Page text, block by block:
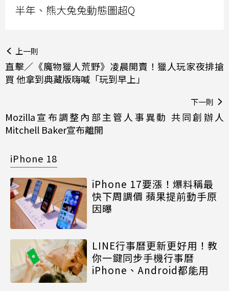
半年、熊大兔兔動態圖超Q
上一則
直擊／《魔物獵人荒野》凌晨開賣！獵人玩家夜排搶
買 他拿到典藏版嗨喊「玩到早上」
下一則
Mozilla宣布調整內部主管人事異動 共同創辦人
Mitchell Baker宣布離開
iPhone 18
iPhone 17要漲！爆料稱最
快下周調價 蘋果提前動手原
因曝
LINE行事曆更新更好用！教
你一鍵同步手機行事曆
iPhone、Android都能用